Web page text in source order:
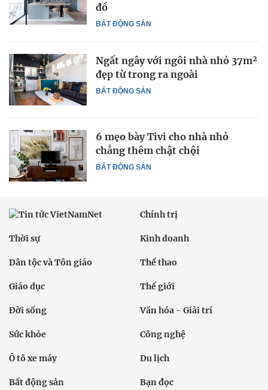
BẤT ĐỘNG SẢN
đồ
BẤT ĐỘNG SẢN
Ngất ngây với ngôi nhà nhỏ 37m²
đẹp từ trong ra ngoài
BẤT ĐỘNG SẢN
6 mẹo bày Tivi cho nhà nhỏ
chẳng thêm chật chội
Chính trị
Thời sự Kinh doanh
Dân tộc và Tôn giáo Thể thao
Giáo dục Thế giới
Đời sống Văn hóa - Giải trí
Sức khỏe Công nghệ
Ô tô xe máy Du lịch
Bất động sản Bạn đọc